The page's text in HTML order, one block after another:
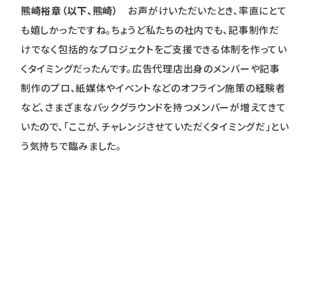
熊崎裕章（以下、熊崎） お声がけいただいたとき、率直にとて
も嬉しかったですね。ちょうど私たちの社内でも、記事制作だ
けでなく包括的なプロジェクトをご支援できる体制を作ってい
くタイミングだったんです。広告代理店出身のメンバーや記事
制作のプロ、紙媒体やイベントなどのオフライン施策の経験者
など、さまざまなバックグラウンドを持つメンバーが増えてきて
いたので、「ここが、チャレンジさせていただくタイミングだ」とい
う気持ちで臨みました。